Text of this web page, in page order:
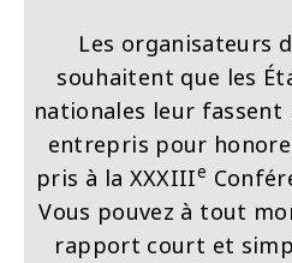
Les organisateurs
souhaitent que les
nationales leur fassent
entrepris pour
pris à la XXXIIIe
Vous pouvez à tout
rapport court et